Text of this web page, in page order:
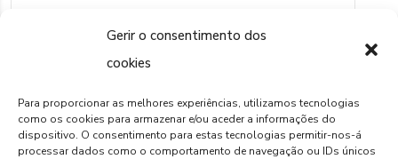
Gerir o consentimento dos
cookies
Para proporcionar as melhores experiências, utilizamos tecnologias
como os cookies para armazenar e/ou aceder a informações do
dispositivo. O consentimento para estas tecnologias permitir-nos-á
processar dados como o comportamento de navegação ou IDs únicos